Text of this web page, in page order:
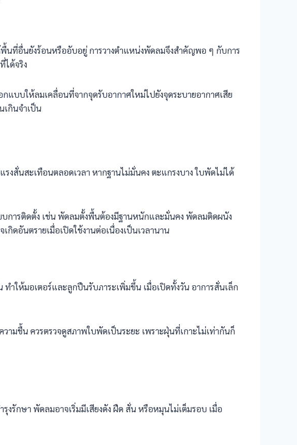
นที่อื่นยังร้อนหรืออับอยู่ การวางตำแหน่งพัดลมจึงสำคัญพอ ๆ กับการ
ได้จริง
แบบให้ลมเคลื่อนที่จากจุดรับอากาศใหม่ไปยังจุดระบายอากาศเสีย
เกินจำเป็น
งสั่นสะเทือนตลอดเวลา หากฐานไม่มั่นคง ตะแกรงบาง ใบพัดไม่ได้
บการติดตั้ง เช่น พัดลมตั้งพื้นต้องมีฐานหนักและมั่นคง พัดลมติดผนัง
ดอันตรายเมื่อเปิดใช้งานต่อเนื่องเป็นเวลานาน
ให้มอเตอร์และลูกปืนรับภาระเพิ่มขึ้น เมื่อเปิดทั้งวัน อาการสั่นเล็ก
มชื้น ควรตรวจดูสภาพใบพัดเป็นระยะ เพราะฝุ่นที่เกาะไม่เท่ากันก็
กษา พัดลมอาจเริ่มมีเสียงดัง ฝืด สั่น หรือหมุนไม่เต็มรอบ เมื่อ